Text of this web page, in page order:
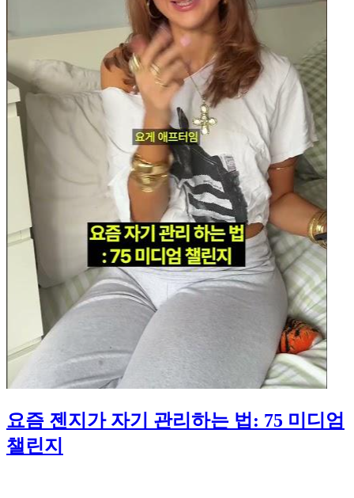
요즘 젠지가 자기 관리하는 법: 75 미디엄
챌린지